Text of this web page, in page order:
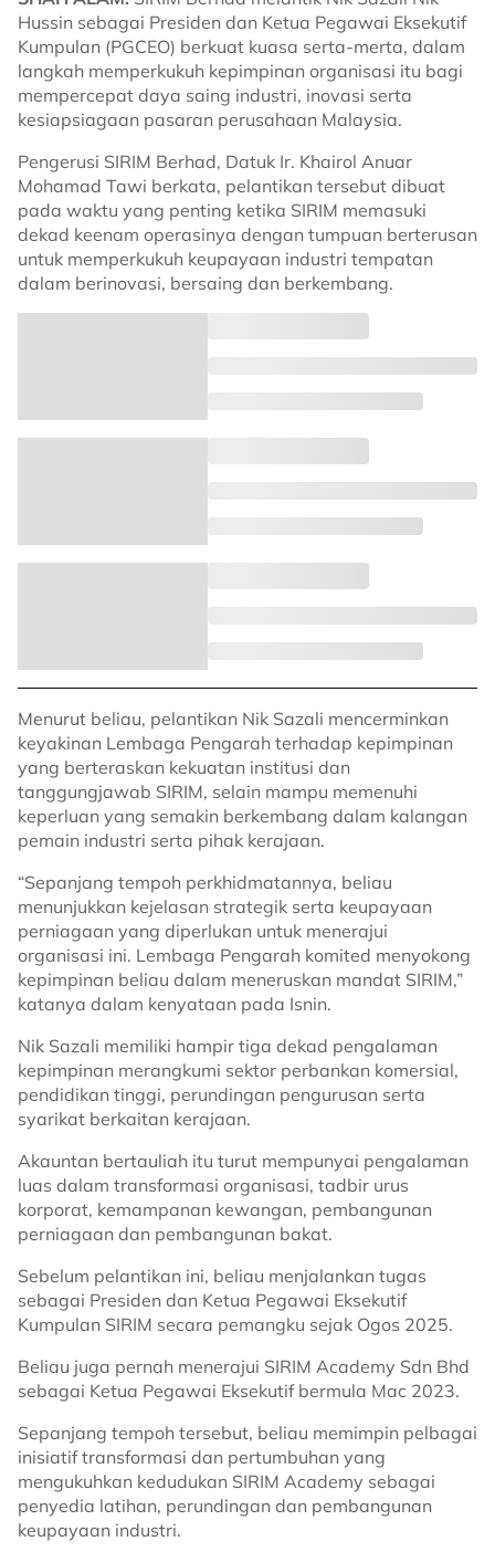
Hussin sebagai Presiden dan Ketua Pegawai Eksekutif
Kumpulan (PGCEO) berkuat kuasa serta-merta, dalam
langkah memperkukuh kepimpinan organisasi itu bagi
mempercepat daya saing industri, inovasi serta
kesiapsiagaan pasaran perusahaan Malaysia.
Pengerusi SIRIM Berhad, Datuk Ir. Khairol Anuar
Mohamad Tawi berkata, pelantikan tersebut dibuat
pada waktu yang penting ketika SIRIM memasuki
dekad keenam operasinya dengan tumpuan berterusan
untuk memperkukuh keupayaan industri tempatan
dalam berinovasi, bersaing dan berkembang.
Menurut beliau, pelantikan Nik Sazali mencerminkan
keyakinan Lembaga Pengarah terhadap kepimpinan
yang berteraskan kekuatan institusi dan
tanggungjawab SIRIM, selain mampu memenuhi
keperluan yang semakin berkembang dalam kalangan
pemain industri serta pihak kerajaan.
“Sepanjang tempoh perkhidmatannya, beliau
menunjukkan kejelasan strategik serta keupayaan
perniagaan yang diperlukan untuk menerajui
organisasi ini. Lembaga Pengarah komited menyokong
kepimpinan beliau dalam meneruskan mandat SIRIM,”
katanya dalam kenyataan pada Isnin.
Nik Sazali memiliki hampir tiga dekad pengalaman
kepimpinan merangkumi sektor perbankan komersial,
pendidikan tinggi, perundingan pengurusan serta
syarikat berkaitan kerajaan.
Akauntan bertauliah itu turut mempunyai pengalaman
luas dalam transformasi organisasi, tadbir urus
korporat, kemampanan kewangan, pembangunan
perniagaan dan pembangunan bakat.
Sebelum pelantikan ini, beliau menjalankan tugas
sebagai Presiden dan Ketua Pegawai Eksekutif
Kumpulan SIRIM secara pemangku sejak Ogos 2025.
Beliau juga pernah menerajui SIRIM Academy Sdn Bhd
sebagai Ketua Pegawai Eksekutif bermula Mac 2023.
Sepanjang tempoh tersebut, beliau memimpin pelbagai
inisiatif transformasi dan pertumbuhan yang
mengukuhkan kedudukan SIRIM Academy sebagai
penyedia latihan, perundingan dan pembangunan
keupayaan industri.